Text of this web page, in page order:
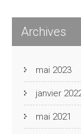
Archives
mai 2023
janvier
mai 2021